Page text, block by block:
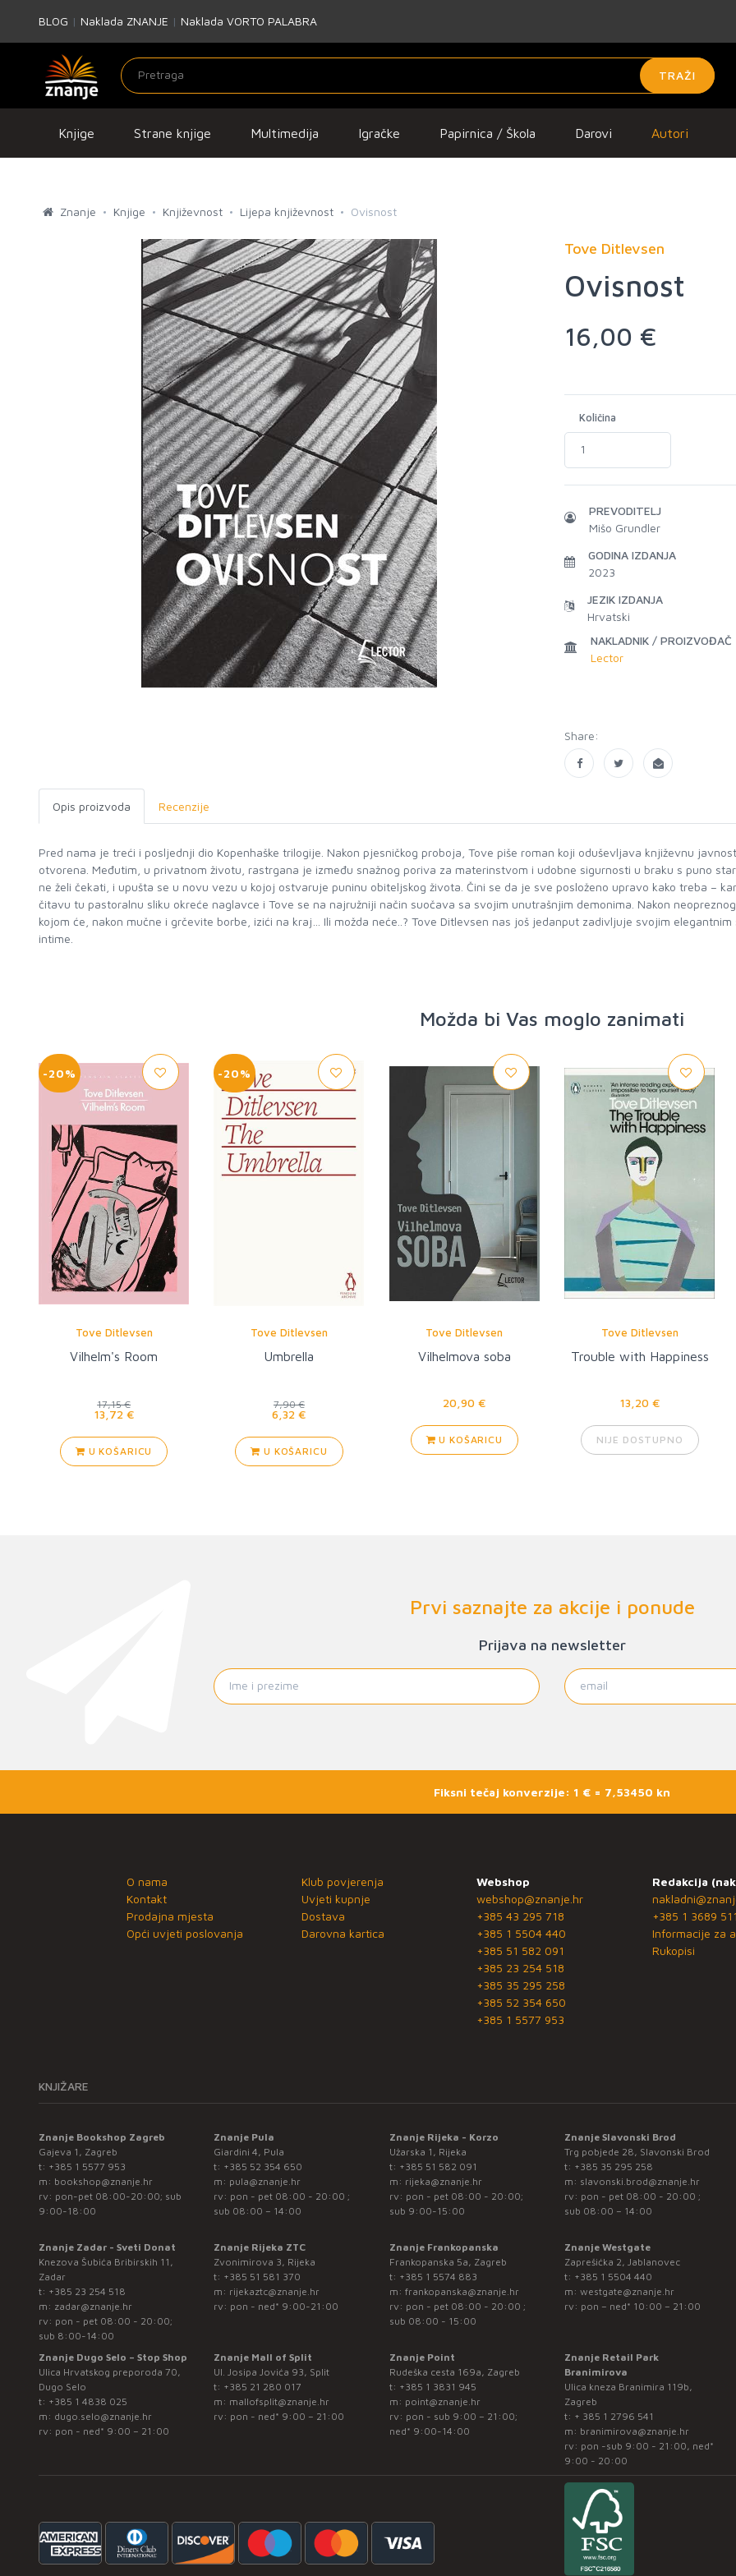
BLOG | Naklada ZNANJE | Naklada VORTO PALABRA
TRAŽI
Knjige Strane knjige Multimedija Igračke Papirnica / Škola Darovi Autori
Znanje Knjige Književnost Lijepa književnost Ovisnost
Tove Ditlevsen
Ovisnost
16,00 €
Količina
PREVODITELJ
Mišo Grundler
GODINA IZDANJA
2023
JEZIK IZDANJA
Hrvatski
NAKLADNIK / PROIZVOĐAČ
Lector
Share:
Opis proizvoda Recenzije
Pred nama je treći i posljednji dio Kopenhaške trilogije. Nakon pjesničkog proboja, Tove piše roman koji oduševljava književnu
otvorena. Međutim, u privatnom životu, rastrgana je između snažnog poriva za materinstvom i udobne sigurnosti u braku s puno
ne želi čekati, i upušta se u novu vezu u kojoj ostvaruje puninu obiteljskog života. Čini se da je sve posloženo upravo kako treba –
čitavu tu pastoralnu sliku okreće naglavce i Tove se na najružniji način suočava sa svojim unutrašnjim demonima. Nakon
kojom će, nakon mučne i grčevite borbe, izići na kraj… Ili možda neće..? Tove Ditlevsen nas još jedanput zadivljuje svojim
intime.
Možda bi Vas moglo zanimati
-20%
Tove Ditlevsen
Vilhelm's Room
17,15 €
13,72 €
U KOŠARICU
-20%
Tove Ditlevsen
Umbrella
7,90 €
6,32 €
U KOŠARICU
Tove Ditlevsen
Vilhelmova soba
20,90 €
U KOŠARICU
Tove Ditlevsen
Trouble with Happiness
13,20 €
NIJE DOSTUPNO
Prvi saznajte za akcije i ponude
Prijava na newsletter
Fiksni tečaj konverzije: 1 € = 7,53450 kn
O nama
Kontakt
Prodajna mjesta
Opći uvjeti poslovanja
Klub povjerenja
Uvjeti kupnje
Dostava
Darovna kartica
Webshop
webshop@znanje.hr
+385 43 295 718
+385 1 5504 440
+385 51 582 091
+385 23 254 518
+385 35 295 258
+385 52 354 650
+385 1 5577 953
Redakcija
+385 1 3689 511
Informacije za
Rukopisi
KNJIŽARE
Znanje Bookshop Zagreb
Gajeva 1, Zagreb
t: +385 1 5577 953
m: bookshop@znanje.hr
rv: pon-pet 08:00-20:00; sub
9:00-18:00
Znanje Pula
Giardini 4, Pula
t: +385 52 354 650
m: pula@znanje.hr
rv: pon - pet 08:00 - 20:00 ;
sub 08:00 – 14:00
Znanje Rijeka - Korzo
Užarska 1, Rijeka
t: +385 51 582 091
m: rijeka@znanje.hr
rv: pon - pet 08:00 - 20:00;
sub 9:00-15:00
Znanje Slavonski Brod
Trg pobjede 28, Slavonski Brod
t: +385 35 295 258
m: slavonski.brod@znanje.hr
rv: pon - pet 08:00 - 20:00 ;
sub 08:00 – 14:00
Znanje Zadar - Sveti Donat
Knezova Šubića Bribirskih 11,
Zadar
t: +385 23 254 518
m: zadar@znanje.hr
rv: pon - pet 08:00 - 20:00;
sub 8:00-14:00
Znanje Rijeka ZTC
Zvonimirova 3, Rijeka
t: +385 51 581 370
m: rijekaztc@znanje.hr
rv: pon - ned* 9:00-21:00
Znanje Frankopanska
Frankopanska 5a, Zagreb
t: +385 1 5574 883
m: frankopanska@znanje.hr
rv: pon - pet 08:00 - 20:00 ;
sub 08:00 - 15:00
Znanje Westgate
Zaprešićka 2, Jablanovec
t: +385 1 5504 440
m: westgate@znanje.hr
rv: pon – ned* 10:00 – 21:00
Znanje Dugo Selo – Stop Shop
Ulica Hrvatskog preporoda 70,
Dugo Selo
t: +385 1 4838 025
m: dugo.selo@znanje.hr
rv: pon - ned* 9:00 – 21:00
Znanje Mall of Split
Ul. Josipa Jovića 93, Split
t: +385 21 280 017
m: mallofsplit@znanje.hr
rv: pon - ned* 9:00 – 21:00
Znanje Point
Rudeška cesta 169a, Zagreb
t: +385 1 3831 945
m: point@znanje.hr
rv: pon - sub 9:00 – 21:00;
ned* 9:00-14:00
Znanje Retail Park
Branimirova
Ulica kneza Branimira 119b,
Zagreb
t: + 385 1 2796 541
m: branimirova@znanje.hr
rv: pon -sub 9:00 - 21:00, ned*
9:00 - 20:00